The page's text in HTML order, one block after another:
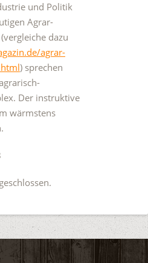
und Politik
Agrar-
dazu
agrar-
) sprechen
Der instruktive
wärmstens